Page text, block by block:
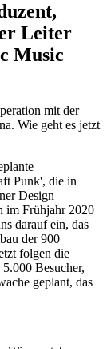
Leiter
Music
mit der
Wie geht es jetzt
Punk', die in
Design
im Frühjahr 2020
darauf ein, das
der 900
folgen die
Besucher,
geplant, das